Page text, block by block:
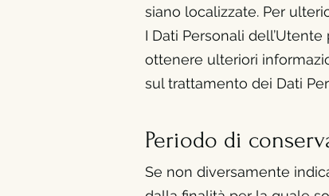
siano localizzate. Per
I Dati Personali
ottenere ulteriori
sul trattamento dei Dati
Periodo di
Se non diversamente